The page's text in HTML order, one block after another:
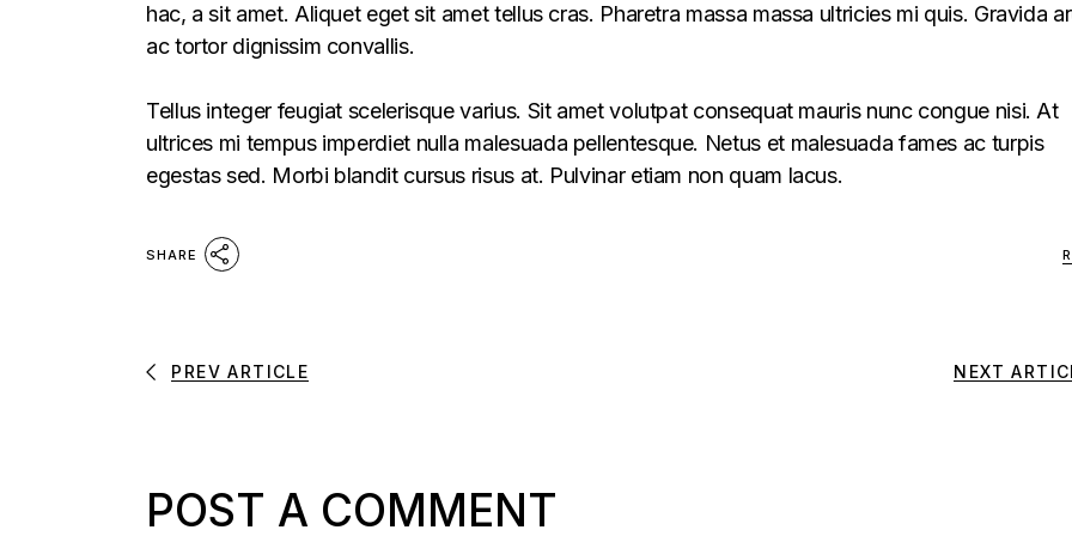
hac, a sit amet. Aliquet eget sit amet tellus cras. Pharetra massa massa ultricies mi quis. Gravida
ac tortor dignissim convallis.
Tellus integer feugiat scelerisque varius. Sit amet volutpat consequat mauris nunc congue nisi. At
ultrices mi tempus imperdiet nulla malesuada pellentesque. Netus et malesuada fames ac turpis
egestas sed. Morbi blandit cursus risus at. Pulvinar etiam non quam lacus.
SHARE
PREV ARTICLE NEXT
POST A COMMENT